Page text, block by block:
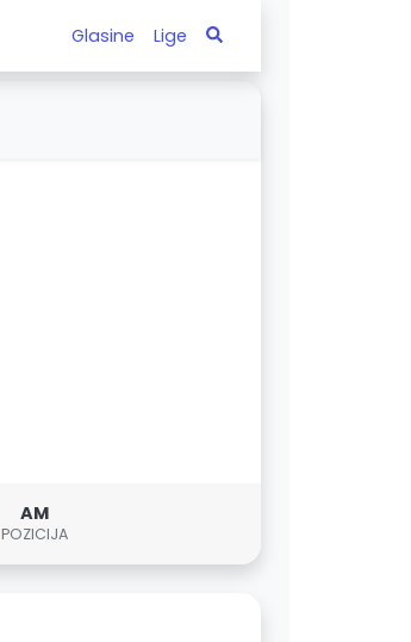
Glasine Lige
AM
POZICIJA